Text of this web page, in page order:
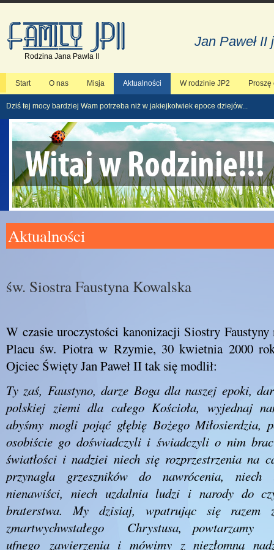
Rodzina Jana Pawla II
Jan Paweł
Start O nas Misja Aktualności W rodzinie JP2 Proszę
Dziś tej mocy bardziej Wam potrzeba niż w jakiejkolwiek epoce dziejów...
Aktualności
św. Siostra Faustyna Kowalska
W czasie uroczystości kanonizacji Siostry Faustyny
Placu św. Piotra w Rzymie, 30 kwietnia 2000
Ojciec Święty Jan Paweł II tak się modlił:
Ty zaś, Faustyno, darze Boga dla naszej epoki,
polskiej ziemi dla całego Kościoła, wyjednaj
abyśmy mogli pojąć głębię Bożego Miłosierdzia,
osobiście go doświadczyli i świadczyli o nim
światłości i nadziei niech się rozprzestrzenia na
przynagla grzeszników do nawrócenia,
nienawiści, niech uzdalnia ludzi i narody do
braterstwa. My dzisiaj, wpatrując się
zmartwychwstałego Chrystusa,
ufnego zawierzenia i mówimy z niezłomną